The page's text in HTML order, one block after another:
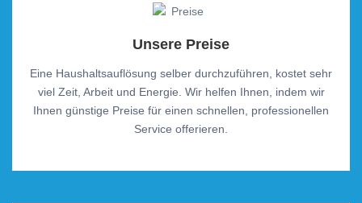
Unsere Preise
Eine Haushaltsauflösung selber durchzuführen, kostet sehr
viel Zeit, Arbeit und Energie. Wir helfen Ihnen, indem wir
Ihnen günstige Preise für einen schnellen, professionellen
Service offerieren.